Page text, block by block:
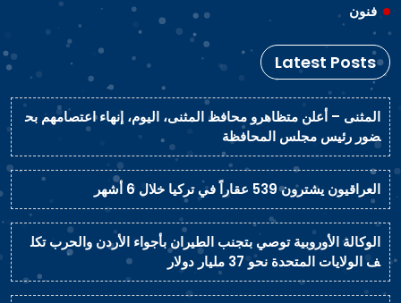
فنون
Latest Posts
المثنى – أعلن متظاهرو محافظ المثنى، اليوم، إنهاء اعتصامهم بح
ضور رئيس مجلس المحافظة
العراقيون يشترون 539 عقاراً في تركيا خلال 6 أشهر
الوكالة الأوروبية توصي بتجنب الطيران بأجواء الأردن والحرب تكل
ف الولايات المتحدة نحو 37 مليار دولار